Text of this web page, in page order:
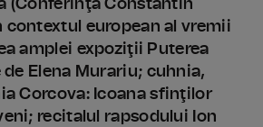
(Conferinţa Constantin
contextul european al vremii
amplei expoziţii Puterea
Elena Murariu; cuhnia,
Corcova: Icoana sfinţilor
recitalul rapsodului Ion